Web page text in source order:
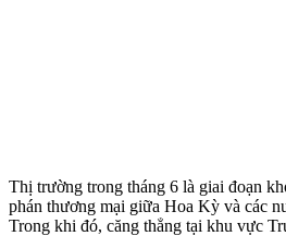
Thị trường trong tháng 6 là giai đoạn
phán thương mại giữa Hoa Kỳ và các
Trong khi đó, căng thẳng tại khu vực